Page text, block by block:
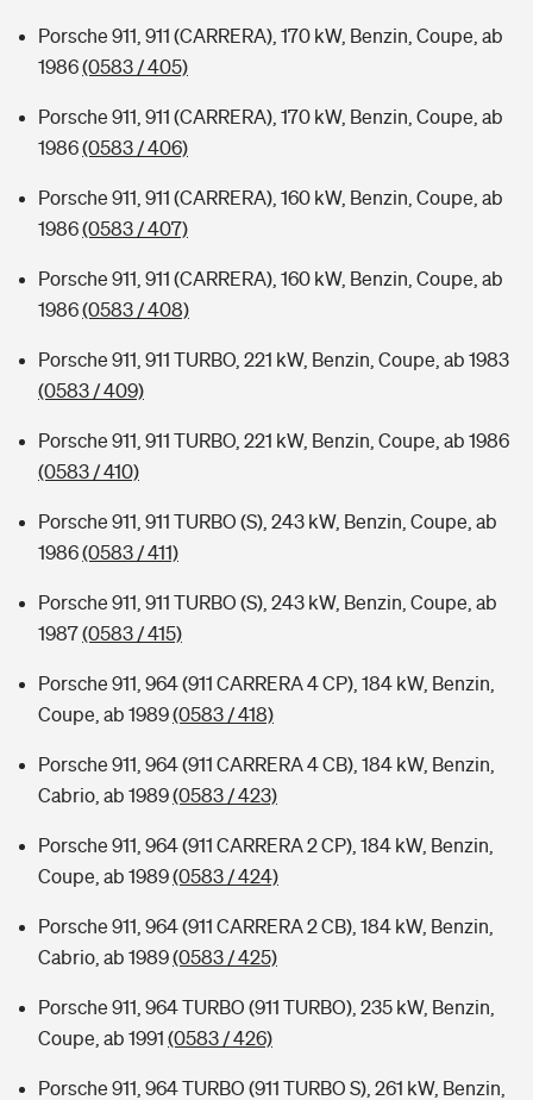
Porsche 911, 911 (CARRERA), 170 kW, Benzin, Coupe, ab
1986(0583 / 405)
Porsche 911, 911 (CARRERA), 170 kW, Benzin, Coupe, ab
1986(0583 / 406)
Porsche 911, 911 (CARRERA), 160 kW, Benzin, Coupe, ab
1986(0583 / 407)
Porsche 911, 911 (CARRERA), 160 kW, Benzin, Coupe, ab
1986(0583 / 408)
Porsche 911, 911 TURBO, 221 kW, Benzin, Coupe, ab 1983
(0583 / 409)
Porsche 911, 911 TURBO, 221 kW, Benzin, Coupe, ab 1986
(0583 / 410)
Porsche 911, 911 TURBO (S), 243 kW, Benzin, Coupe, ab
1986(0583 / 411)
Porsche 911, 911 TURBO (S), 243 kW, Benzin, Coupe, ab
1987(0583 / 415)
Porsche 911, 964 (911 CARRERA 4 CP), 184 kW, Benzin,
Coupe, ab 1989(0583 / 418)
Porsche 911, 964 (911 CARRERA 4 CB), 184 kW, Benzin,
Cabrio, ab 1989(0583 / 423)
Porsche 911, 964 (911 CARRERA 2 CP), 184 kW, Benzin,
Coupe, ab 1989(0583 / 424)
Porsche 911, 964 (911 CARRERA 2 CB), 184 kW, Benzin,
Cabrio, ab 1989(0583 / 425)
Porsche 911, 964 TURBO (911 TURBO), 235 kW, Benzin,
Coupe, ab 1991 (0583 / 426)
Porsche 911, 964 TURBO (911 TURBO S), 261 kW, Benzin,